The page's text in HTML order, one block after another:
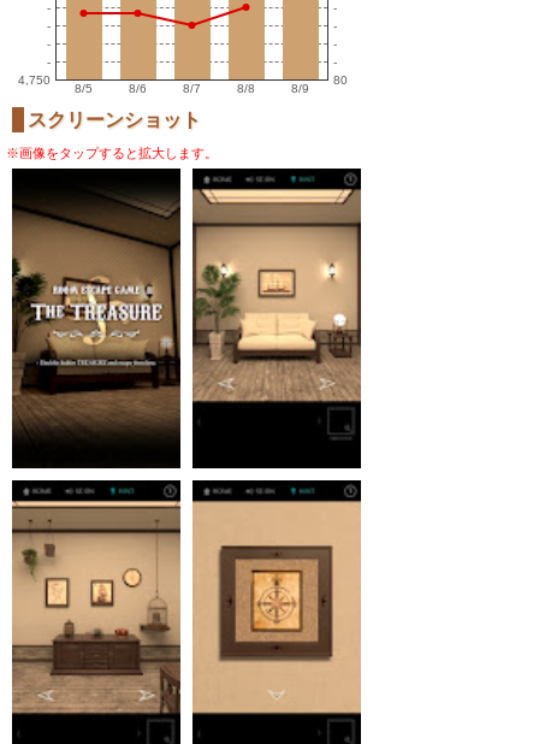
-
-
-
-
4,750
8/5 8/6 8/7 8/8 8/9
-
-
-
-
80
スクリーンショット
※画像をタップすると拡大します。